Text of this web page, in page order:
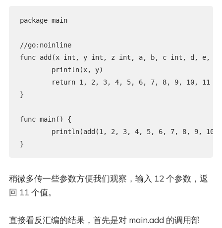
package main
//go:noinline
func add(x int, y int, z int, a, b, c int, d,
}
func main() {
}
稍微多传一些参数方便我们观察，输入 12 个参数，返
回 11 个值。
直接看反汇编的结果，首先是对 main.add 的调用部